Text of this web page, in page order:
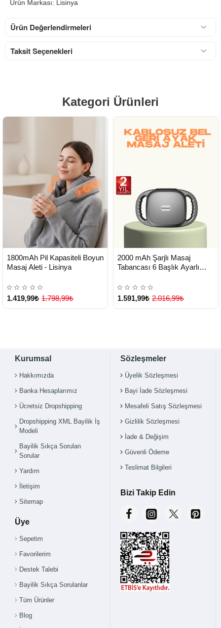
Ürün Markası: Lisinya
Ürün Değerlendirmeleri
Taksit Seçenekleri
Kategori Ürünleri
TESLİMAT
1800mAh Pil Kapasiteli Boyun
Masaj Aleti - Lisinya
1.419,99₺ 1.798,99₺
TESLİMAT
2000 mAh Şarjlı Masaj
Tabancası 6 Başlık Ayarlı
1.591,99₺ 2.016,99₺
Kurumsal
Hakkımızda
Banka Hesaplarımız
Ücretsiz Dropshipping
Dropshipping XML Bayilik İş
Modeli
Bayilik Sıkça Sorulan
Sorular
Yardım
İletişim
Sitemap
Üye
Sepetim
Favorilerim
Destek Talebi
Bayilik Sıkça Sorulanlar
Tüm Ürünler
Blog
Sözleşmeler
Üyelik Sözleşmesi
Bayi İade Sözleşmesi
Mesafeli Satış Sözleşmesi
Gizlilik Sözleşmesi
İade & Değişim
Güvenli Ödeme
Teslimat Bilgileri
Bizi Takip Edin